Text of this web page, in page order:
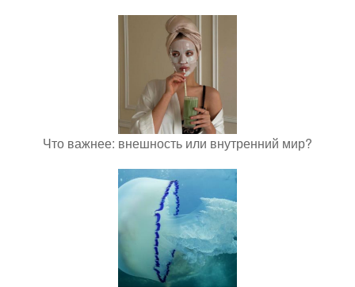
Что важнее: внешность или внутренний мир?